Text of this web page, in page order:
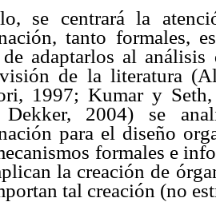
se centrará la
tanto formales,
de adaptarlos al
de la literatura
1997; Kumar y
2004) se
para el diseño
formales e
la creación de
tal creación (no